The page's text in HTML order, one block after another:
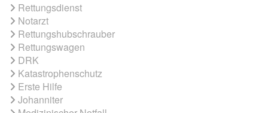
Rettungsdienst
Notarzt
Rettungshubschrauber
Rettungswagen
DRK
Katastrophenschutz
Erste Hilfe
Johanniter